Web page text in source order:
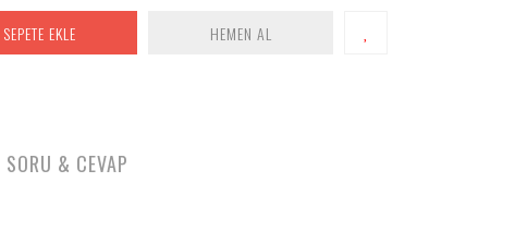
SEPETE EKLE HEMEN AL
SORU & CEVAP